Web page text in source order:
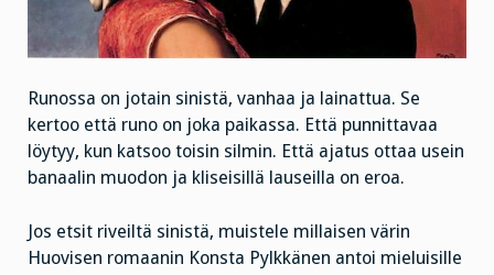
Runossa on jotain sinistä, vanhaa ja lainattua. Se
kertoo että runo on joka paikassa. Että punnittavaa
löytyy, kun katsoo toisin silmin. Että ajatus ottaa usein
banaalin muodon ja kliseisillä lauseilla on eroa.
Jos etsit riveiltä sinistä, muistele millaisen värin
Huovisen romaanin Konsta Pylkkänen antoi mieluisille